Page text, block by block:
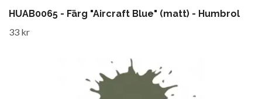
HUAB0065 - Färg "Aircraft Blue" (matt) - Humbrol
33 kr